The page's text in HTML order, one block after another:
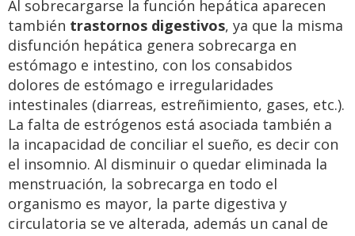
Al sobrecargarse la función hepática aparecen
también trastornos digestivos, ya que la misma
disfunción hepática genera sobrecarga en
estómago e intestino, con los consabidos
dolores de estómago e irregularidades
intestinales (diarreas, estreñimiento, gases, etc.).
La falta de estrógenos está asociada también a
la incapacidad de conciliar el sueño, es decir con
el insomnio. Al disminuir o quedar eliminada la
menstruación, la sobrecarga en todo el
organismo es mayor, la parte digestiva y
circulatoria se ve alterada, además un canal de